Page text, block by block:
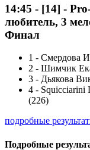
14:45 - [14] -
любитель, 3
Финал
1 - Смердова
2 - Шимчик
3 - Дьякова
4 - Squicciarini
(226)
подробные
Подробные